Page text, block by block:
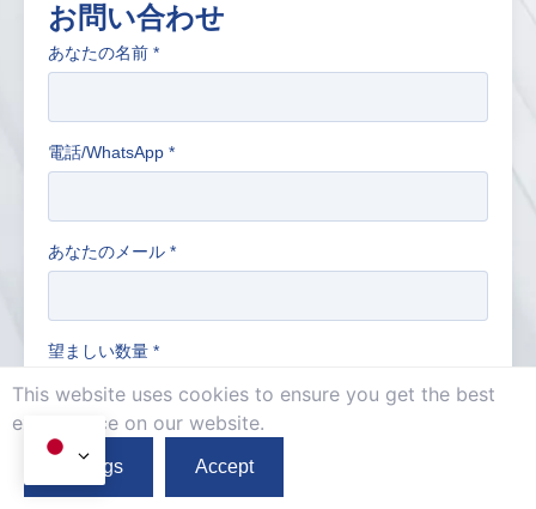
お問い合わせ
あなたの名前 *
電話/WhatsApp *
あなたのメール *
望ましい数量 *
業種
This website uses cookies to ensure you get the best
exprerience on our website.